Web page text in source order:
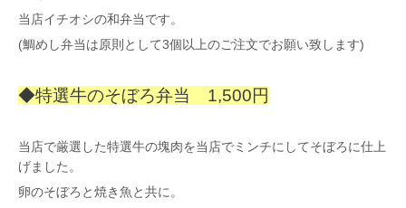
当店イチオシの和弁当です。
(鯛めし弁当は原則として3個以上のご注文でお願い致します)
◆特選牛のそぼろ弁当 1,500円
当店で厳選した特選牛の塊肉を当店でミンチにしてそぼろに仕上
げました。
卵のそぼろと焼き魚と共に。